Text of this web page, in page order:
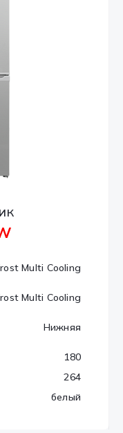
Multi Cooling
Multi Cooling
Нижняя
180
264
белый